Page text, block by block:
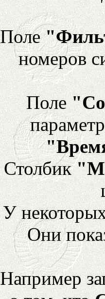
Поле
номеров
Поле
Столбик
У
Они
Например